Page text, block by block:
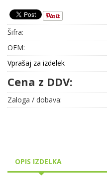
Šifra:
OEM:
Vprašaj za izdelek
Cena z DDV:
Zaloga / dobava:
OPIS IZDELKA